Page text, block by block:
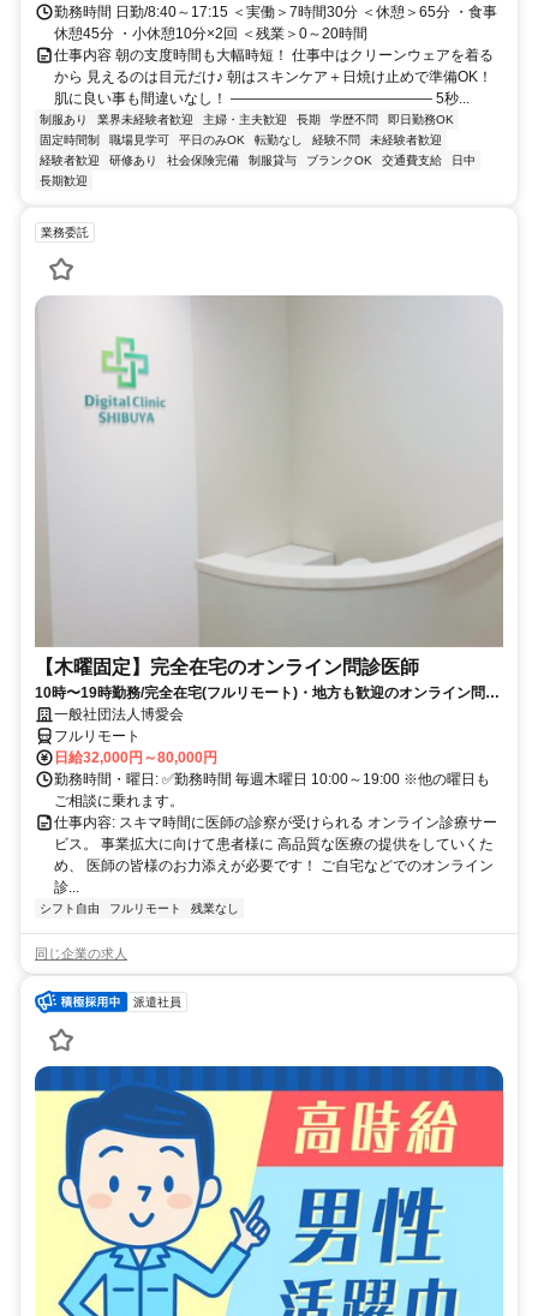
勤務時間 日勤/8:40～17:15 ＜実働＞7時間30分 ＜休憩＞65分 ・食事
休憩45分 ・小休憩10分×2回 ＜残業＞0～20時間
仕事内容 朝の支度時間も大幅時短！ 仕事中はクリーンウェアを着る
から 見えるのは目元だけ♪ 朝はスキンケア＋日焼け止めで準備OK！
肌に良い事も間違いなし！ ―――――――――――――― 5秒...
制服あり 業界未経験者歓迎 主婦・主夫歓迎 長期 学歴不問
即日勤務OK
固定時間制
職場見学可 平日のみOK 転勤なし 経験不問
未経験者歓迎
経験者歓迎
研修あり 社会保険完備 制服貸与 ブランクOK 交通費支給
日中
長期歓迎
業務委託
【木曜固定】完全在宅のオンライン問診医師
10時〜19時勤務/完全在宅(フルリモート)・地方も歓迎のオンライン問診
業務一般社団法人博愛会
フルリモート
日給32,000円～80,000円
勤務時間・曜日: ✅勤務時間 毎週木曜日 10:00～19:00 ※他の曜日も
ご相談に乗れます。
仕事内容: スキマ時間に医師の診察が受けられる オンライン診療サー
ビス。 事業拡大に向けて患者様に 高品質な医療の提供をしていくた
め、 医師の皆様のお力添えが必要です！ ご自宅などでのオンライン
診...
シフト自由 フルリモート 残業なし
同じ企業の求人
派遣社員